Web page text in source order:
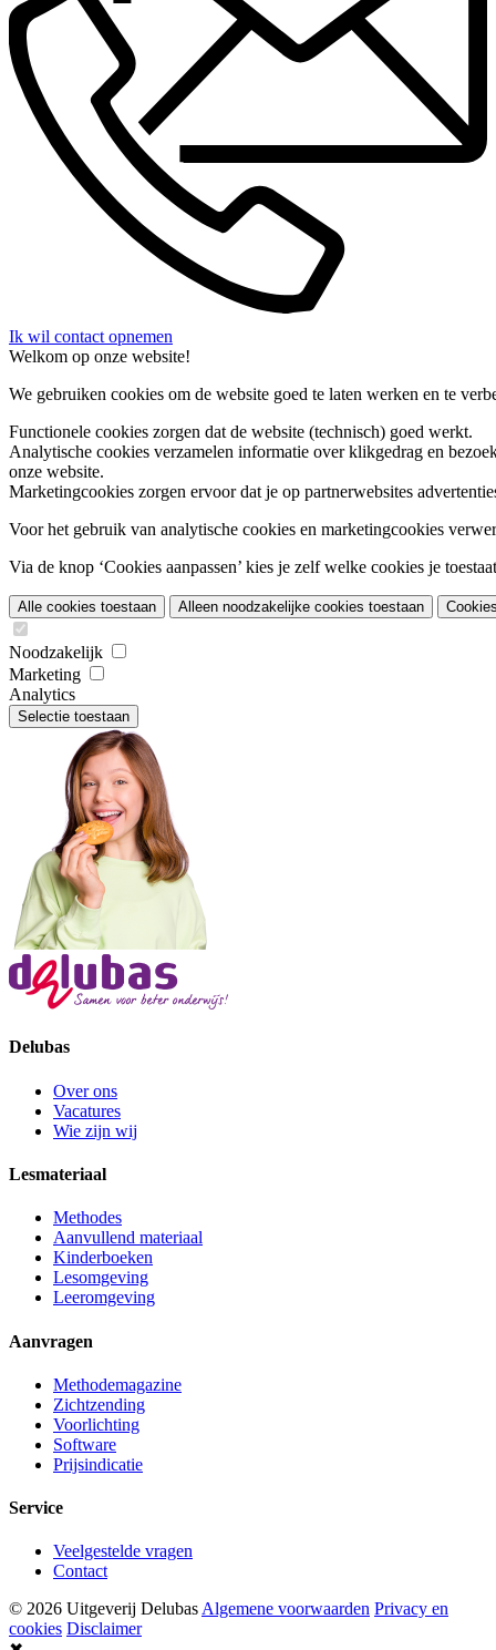
Ik wil contact opnemen
Welkom op onze website!
We gebruiken cookies om de website goed te laten werken en te
Functionele cookies zorgen dat de website (technisch) goed werkt.
Analytische cookies verzamelen informatie over klikgedrag en
onze website.
Marketingcookies zorgen ervoor dat je op partnerwebsites
Voor het gebruik van analytische cookies en marketingcookies
Via de knop ‘Cookies aanpassen’ kies je zelf welke cookies je
Alle cookies toestaan Alleen noodzakelijke cookies toestaan
Noodzakelijk
Marketing
Analytics
Selectie toestaan
Delubas
Over ons
Vacatures
Wie zijn wij
Lesmateriaal
Methodes
Aanvullend materiaal
Kinderboeken
Lesomgeving
Leeromgeving
Aanvragen
Methodemagazine
Zichtzending
Voorlichting
Software
Prijsindicatie
Service
Veelgestelde vragen
Contact
© 2026 Uitgeverij Delubas Algemene voorwaarden Privacy en
cookies Disclaimer